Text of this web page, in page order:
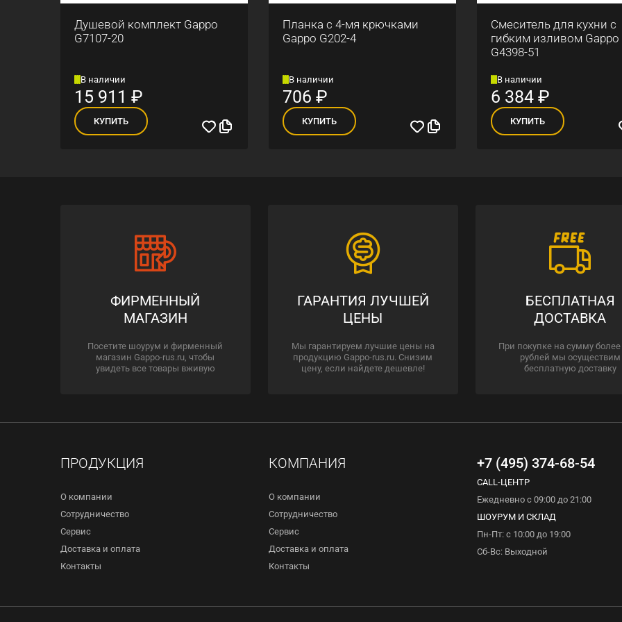
Душевой комплект Gappo
G7107-20
В наличии
15 911 ₽
КУПИТЬ
Планка с 4-мя крючками
Gappo G202-4
В наличии
706 ₽
КУПИТЬ
Смеситель для кухни с
гибким изливом Gappo
G4398-51
В наличии
6 384₽
КУПИТЬ
ФИРМЕННЫЙ
МАГАЗИН
Посетите шоурум и фирменный
магазин Gappo-rus.ru, чтобы
увидеть все товары вживую
ГАРАНТИЯ ЛУЧШЕЙ
ЦЕНЫ
Мы гарантируем лучшие цены на
продукцию Gappo-rus.ru. Снизим
цену, если найдете дешевле!
БЕСПЛАТНАЯ
ДОСТАВКА
При покупке на сумму более
рублей мы осуществим
бесплатную доставку
ПРОДУКЦИЯ
О компании
Сотрудничество
Сервис
Доставка и оплата
Контакты
КОМПАНИЯ
О компании
Сотрудничество
Сервис
Доставка и оплата
Контакты
+7 (495) 374-68-54
CALL-ЦЕНТР
Ежедневно с 09:00 до 21:00
ШОУРУМ И СКЛАД
Пн-Пт: с 10:00 до 19:00
Сб-Вс: Выходной